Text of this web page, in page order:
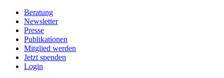
Beratung
Newsletter
Presse
Publikationen
Mitglied werden
Jetzt spenden
Login